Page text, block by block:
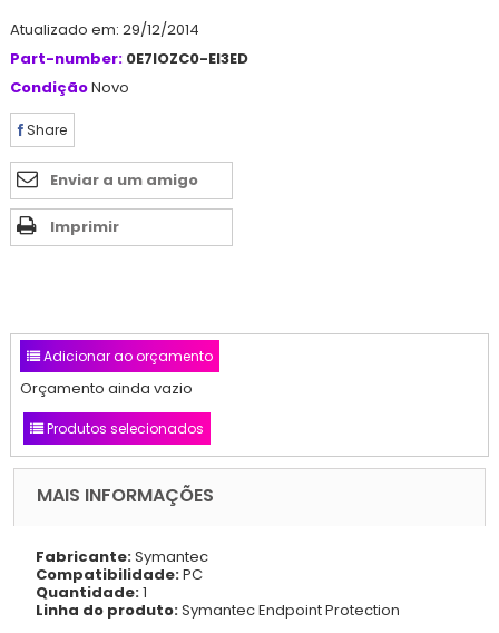
Atualizado em: 29/12/2014
Part-number: 0E7IOZC0-EI3ED
CondiçãoNovo
Share
Enviar a um amigo
Imprimir
Adicionar ao orçamento
Orçamento ainda vazio
Produtos selecionados
MAIS INFORMAÇÕES
Fabricante:Symantec
Compatibilidade:PC
Quantidade:1
Linha do produto:Symantec Endpoint Protection